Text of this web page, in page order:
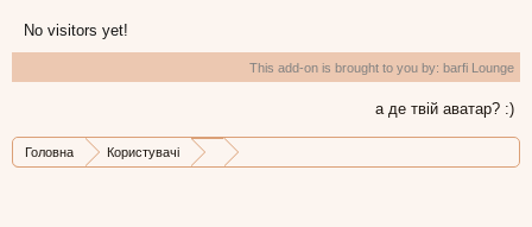
No visitors yet!
This add-on is brought to you by: barfi Lounge
а де твій аватар? :)
Головна Користувачі